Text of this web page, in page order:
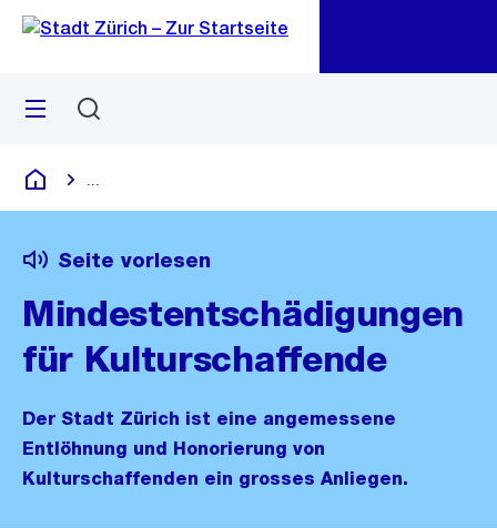
Navigation
Sprunglink
Menü
Deutsch
Seite vorlesen
Mindestentschädigungen
für Kulturschaffende
Der Stadt Zürich ist eine angemessene
Entlöhnung und Honorierung von
Kulturschaffenden ein grosses Anliegen.